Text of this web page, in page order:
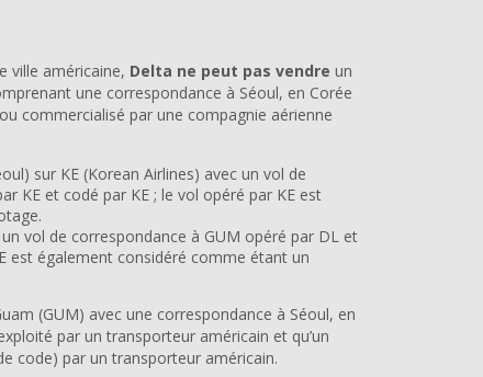
ville américaine, Delta ne peut pas vendre un
une correspondance à Séoul, en Corée
commercialisé par une compagnie aérienne
sur KE (Korean Airlines) avec un vol de
KE et codé par KE ; le vol opéré par KE est
vol de correspondance à GUM opéré par DL et
est également considéré comme étant un
(GUM) avec une correspondance à Séoul, en
par un transporteur américain et qu’un
code) par un transporteur américain.